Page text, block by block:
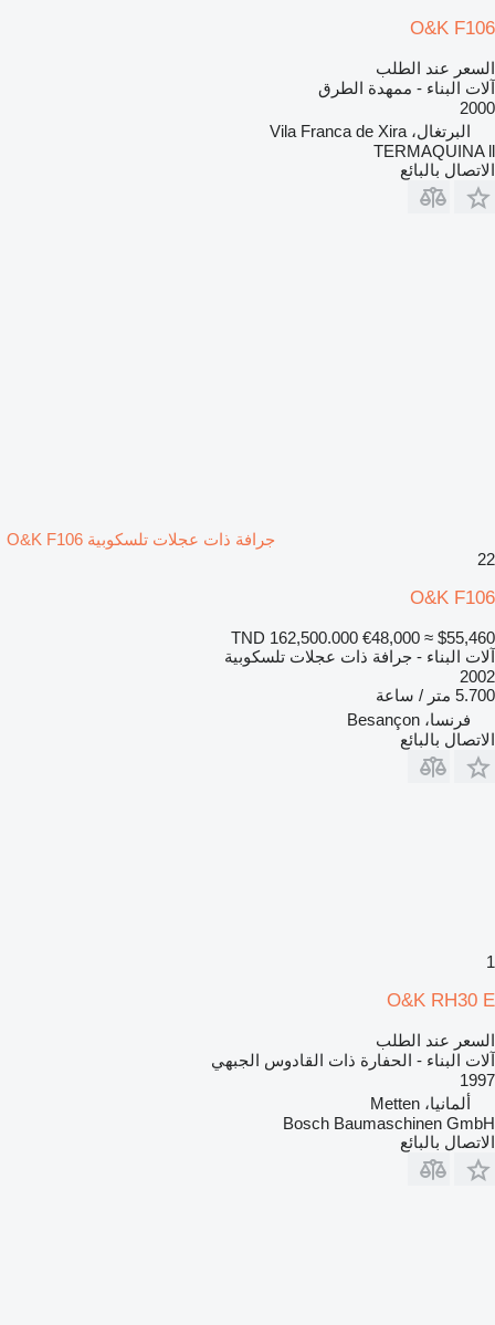
O&K F106
السعر عند الطلب
آلات البناء - ممهدة الطرق
2000
البرتغال، Vila Franca de Xira
TERMAQUINA ll
الاتصال بالبائع
جرافة ذات عجلات تلسكوبية O&K F106
22
O&K F106
TND 162,500.000 €48,000 ≈ $55,460
آلات البناء - جرافة ذات عجلات تلسكوبية
2002
5.700 متر / ساعة
فرنسا، Besançon
الاتصال بالبائع
1
O&K RH30 E
السعر عند الطلب
آلات البناء - الحفارة ذات القادوس الجبهي
1997
ألمانيا، Metten
Bosch Baumaschinen GmbH
الاتصال بالبائع